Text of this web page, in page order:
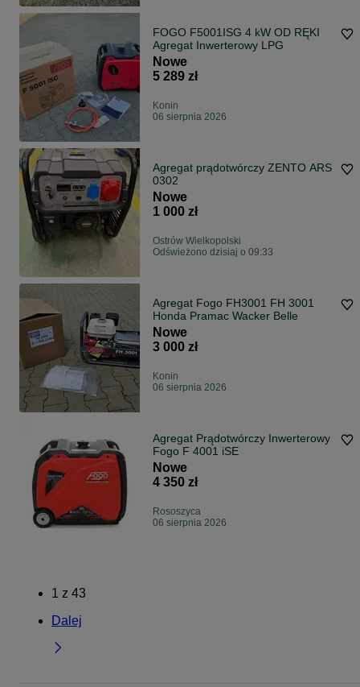
FOGO F5001ISG 4 kW OD RĘKI
Agregat Inwerterowy LPG
Nowe
5 289 zł
Konin
06 sierpnia 2026
Agregat prądotwórczy ZENTO ARS
0302
Nowe
1 000 zł
Ostrów Wielkopolski
Odświeżono dzisiaj o 09:33
Agregat Fogo FH3001 FH 3001
Honda Pramac Wacker Belle
Nowe
3 000 zł
Konin
06 sierpnia 2026
Agregat Prądotwórczy Inwerterowy
Fogo F 4001 iSE
Nowe
4 350 zł
Rososzyca
06 sierpnia 2026
1 z 43
Dalej